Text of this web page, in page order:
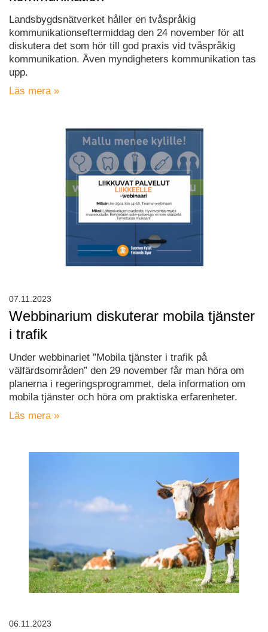
Landsbygdsnätverket håller en tvåspråkig
kommunikationseftermiddag den 24 november för att
diskutera det som hör till god praxis vid tvåspråkig
kommunikation. Även myndigheters kommunikation tas
upp.
Läs mera »
Webbinarium diskuterar mobila tjänster
i trafik
Under webbinariet ”Mobila tjänster i trafik på
välfärdsområden” den 29 november får man höra om
planerna i regeringsprogrammet, dela information om
mobila tjänster och höra om praktiska erfarenheter.
Läs mera »
07.11.2023
06.11.2023